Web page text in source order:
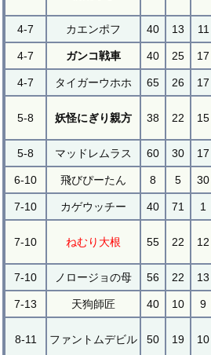
4-7 カエンポフ 40 13 11
4-7 ガンコ戦車 40 25 17
4-7 タイガーウホホ 65 26 17
5-8 妖怪にぎり親方 38 22 15
5-8 マッドレムラス 60 30 17
6-10 飛びぴーたん 8 5 30
7-10 カゲウッチー 40 71 1
7-10 ねむり大根 55 22 12
7-10 ノロージョの母 56 22 13
7-13 天狗師匠 40 10 9
8-11 ファントムデビル 50 19 10